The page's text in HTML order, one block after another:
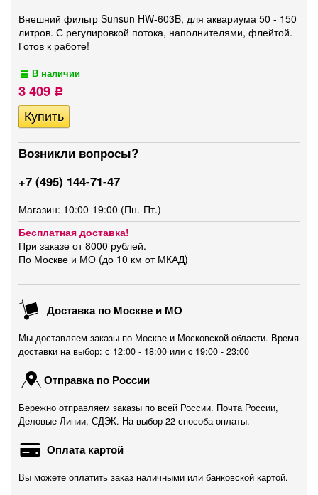
Внешний фильтр Sunsun HW-603B, для аквариума 50 - 150
литров. С регулировкой потока, наполнителями, флейтой.
Готов к работе!
В наличии
3 409 Р
Возникли вопросы?
+7 (495) 144-71-47
Магазин: 10:00-19:00 (Пн.-Пт.)
Бесплатная доставка!
При заказе от 8000 рублей.
По Москве и МО (до 10 км от МКАД)
Доставка по Москве и МО
Мы доставляем заказы по Москве и Московской области. Время
доставки на выбор: с 12:00 - 18:00 или c 19:00 - 23:00
Отправка по России
Бережно отправляем заказы по всей России. Почта России,
Деловые Линии, СДЭК. На выбор 22 способа оплаты.
Оплата картой
Вы можете оплатить заказ наличными или банковской картой.